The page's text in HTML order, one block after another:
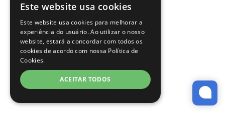
Este website usa cookies
Este website usa cookies para melhorar a
experiência do usuário. Ao utilizar o nosso
website, estará a concordar com todos os
cookies de acordo com nossa Política de
Cookies.
ACEITAR TODOS